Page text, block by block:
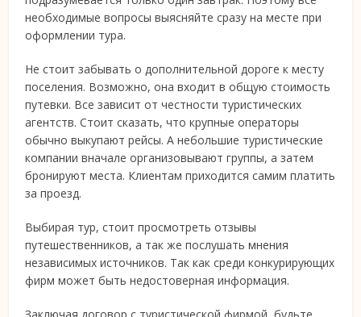
необходимые вопросы выясняйте сразу на месте при
оформлении тура.
Не стоит забывать о дополнительной дороге к месту
поселения. Возможно, она входит в общую стоимость
путевки. Все зависит от честности туристических
агентств. Стоит сказать, что крупные операторы
обычно выкупают рейсы. А небольшие туристические
компании вначале организовывают группы, а затем
бронируют места. Клиентам приходится самим платить
за проезд.
Выбирая тур, стоит просмотреть отзывы
путешественников, а так же послушать мнения
независимых источников. Так как среди конкурирующих
фирм может быть недостоверная информация.